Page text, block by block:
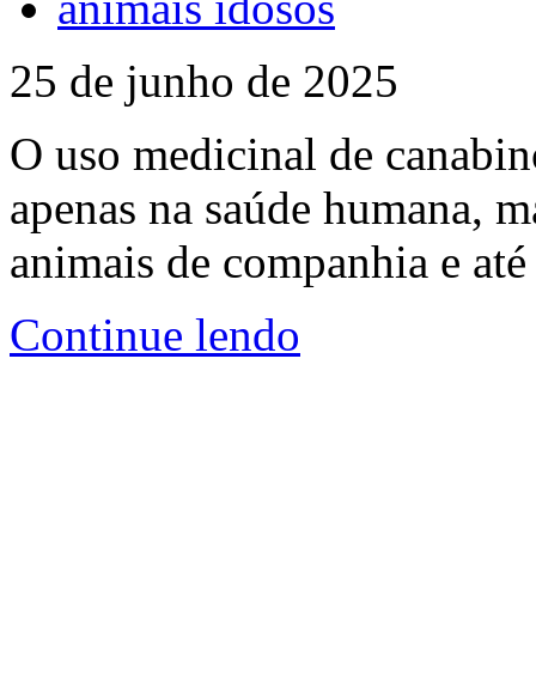
25 de junho de 2025
O uso medicinal de
apenas na saúde humana,
animais de companhia e
Continue lendo